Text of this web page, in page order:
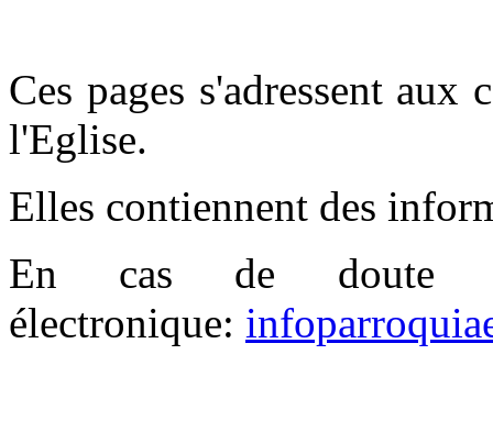
Ces pages s'adressent
l'Eglise.
Elles contiennent des
En cas de doute
électronique: